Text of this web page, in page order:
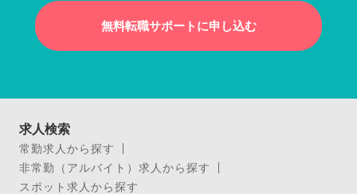
無料転職サポートに申し込む
求人検索
常勤求人から探す
非常勤（アルバイト）求人から探す
スポット求人から探す